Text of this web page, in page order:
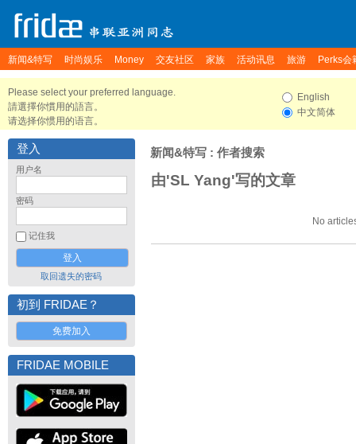
新闻&特写 时尚娱乐 Money 交友社区 家族 活动讯息 旅游 Perks会
Please select your preferred language.
請選擇你慣用的語言。
请选择你惯用的语言。
English
中文简体
登入
用户名
密码
记住我
取回遗失的密码
初到 FRIDAE？
免费加入
FRIDAE MOBILE
新闻&特写 : 作者搜索
由'SL Yang'写的文章
No